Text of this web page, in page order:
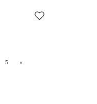
5 »